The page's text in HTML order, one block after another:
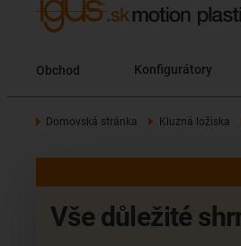
Obchod Konfigurátory
Domovská stránka Kluzná ložiska
Vše důležité